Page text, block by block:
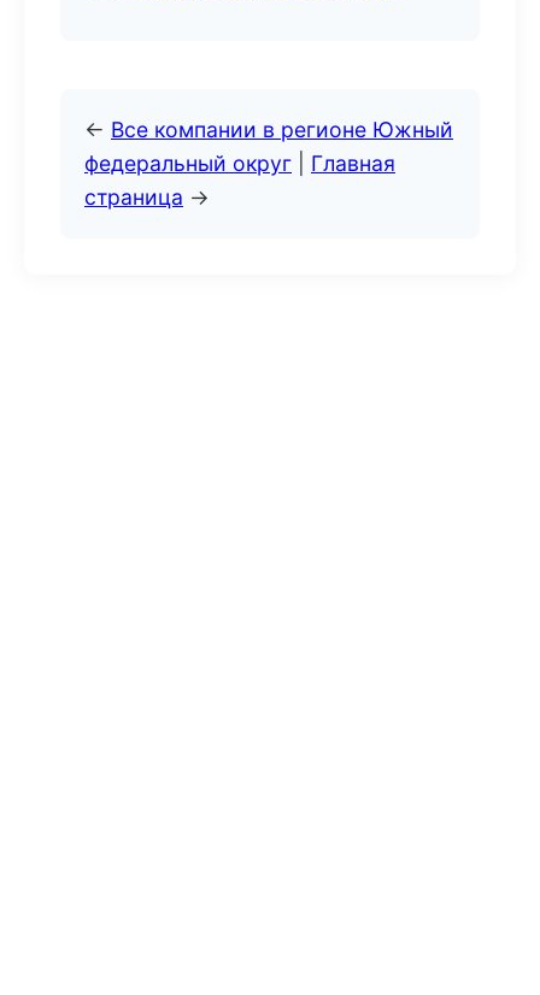
← Все компании в регионе Южный
федеральный округ
Главная
страница →